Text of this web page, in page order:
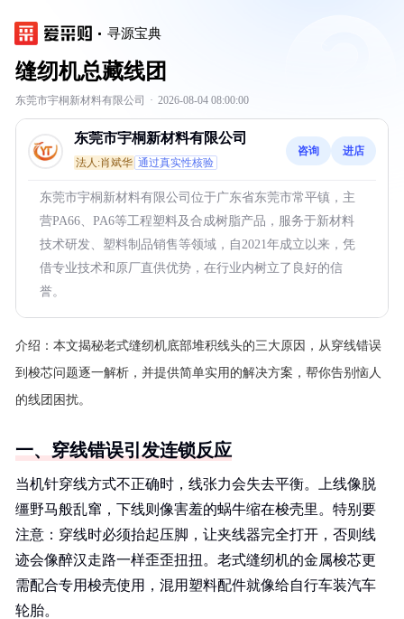
寻源宝典
缝纫机总藏线团
东莞市宇桐新材料有限公司 · 2026-08-04 08:00:00
东莞市宇桐新材料有限公司
法人:肖斌华 通过真实性核验
咨询 进店
东莞市宇桐新材料有限公司位于广东省东莞市常平镇，主
营PA66、PA6等工程塑料及合成树脂产品，服务于新材料
技术研发、塑料制品销售等领域，自2021年成立以来，凭
借专业技术和原厂直供优势，在行业内树立了良好的信
誉。
介绍： 本文揭秘老式缝纫机底部堆积线头的三大原因，从穿线错误
到梭芯问题逐一解析，并提供简单实用的解决方案，帮你告别恼人
的线团困扰。
一、穿线错误引发连锁反应
当机针穿线方式不正确时，线张力会失去平衡。上线像脱
缰野马般乱窜，下线则像害羞的蜗牛缩在梭壳里。特别要
注意：穿线时必须抬起压脚，让夹线器完全打开，否则线
迹会像醉汉走路一样歪歪扭扭。老式缝纫机的金属梭芯更
需配合专用梭壳使用，混用塑料配件就像给自行车装汽车
轮胎。